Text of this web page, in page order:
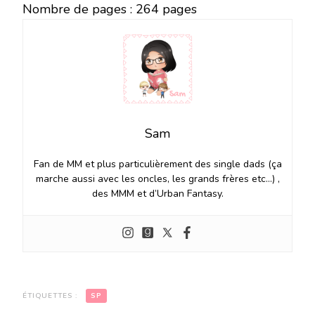
Nombre de pages : 264 pages
Sam
Fan de MM et plus particulièrement des single dads (ça
marche aussi avec les oncles, les grands frères etc…) ,
des MMM et d’Urban Fantasy.
ÉTIQUETTES : SP